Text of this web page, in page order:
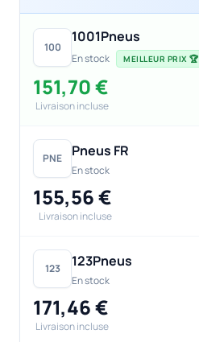
100
1001Pneus
En stock MEILLEUR PRIX 🏆
151,70 €
Livraison incluse
PNE Pneus FR
En stock
155,56 €
Livraison incluse
123 123Pneus
En stock
171,46 €
Livraison incluse